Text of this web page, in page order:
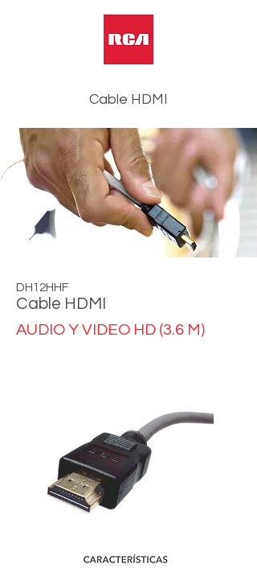
Cable HDMI
DH12HHF
Cable HDMI
AUDIO Y VIDEO HD (3.6 M)